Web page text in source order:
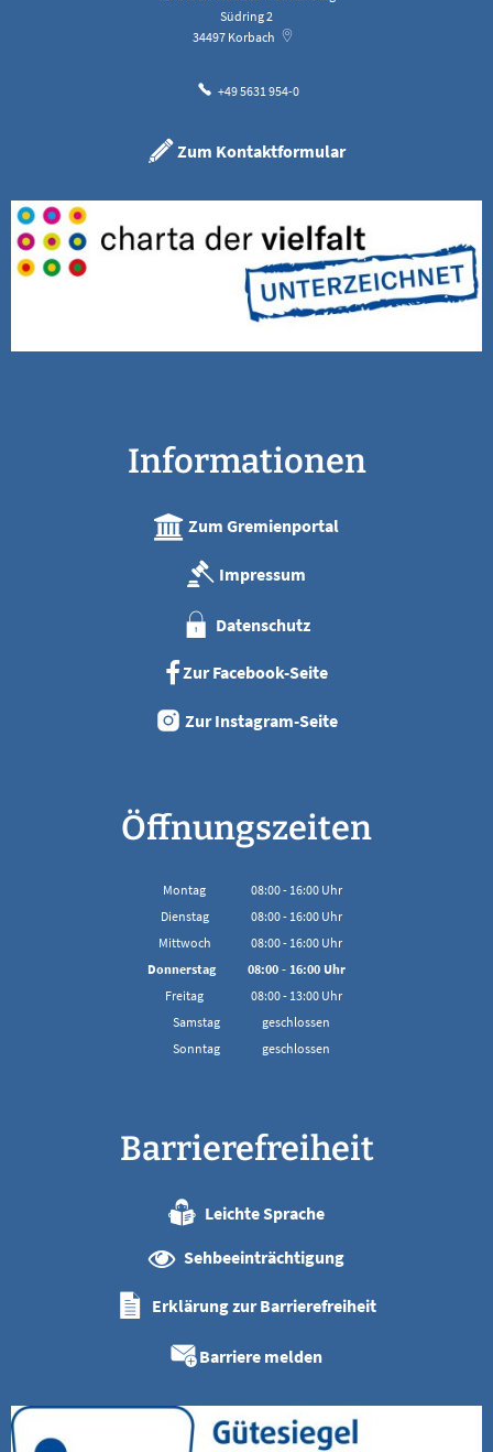
Südring 2
34497 Korbach
+49 5631 954-0
Zum Kontaktformular
Informationen
Zum Gremienportal
Impressum
Datenschutz
Zur Facebook-Seite
Zur Instagram-Seite
Öffnungszeiten
Montag 08:00- 16:00Uhr
Von 08:00 bis 16:00 Uhr
Dienstag 08:00- 16:00Uhr
Von 08:00 bis 16:00 Uhr
Mittwoch 08:00- 16:00Uhr
Von 08:00 bis 16:00 Uhr
Donnerstag 08:00- 16:00Uhr
Von 08:00 bis 16:00 Uhr
Freitag 08:00- 13:00Uhr
Samstag
geschlossen
Sonntag
geschlossen
Barrierefreiheit
Leichte Sprache
Sehbeeinträchtigung
Erklärung zur Barrierefreiheit
Barriere melden